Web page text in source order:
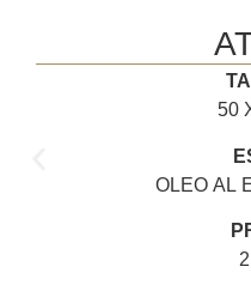
50
OLEO AL